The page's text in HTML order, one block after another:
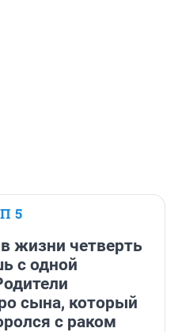
5
жизни четверть
с одной
сына, который
с раком